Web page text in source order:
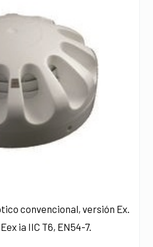
convencional, versión Ex.
ia IIC T6, EN54-7.